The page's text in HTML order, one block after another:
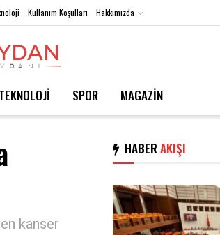
Kullanım Koşulları Hakkımızda
TEKNOLOJİ SPOR MAGAZİN
kanser
HABER AKIŞI